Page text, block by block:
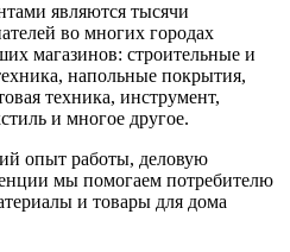
являются тысячи
во многих городах
магазинов: строительные и
напольные покрытия,
техника, инструмент,
и многое другое.
опыт работы, деловую
мы помогаем потребителю
и товары для дома